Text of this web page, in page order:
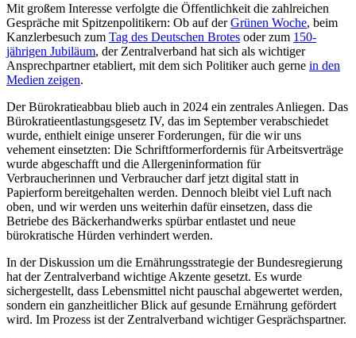
Mit großem Interesse verfolgte die Öffentlichkeit die zahlreichen
Gespräche mit Spitzenpolitikern: Ob auf derGrünen Woche, beim
Kanzlerbesuch zum Tag des Deutschen Brotes oder zum 150-
jährigen Jubiläum, der Zentralverband hat sich als wichtiger
Ansprechpartner etabliert, mit dem sich Politiker auch gerne in den
Medien zeigen.
Der Bürokratieabbau blieb auch in 2024 ein zentrales Anliegen. Das
Bürokratieentlastungsgesetz IV, das im September verabschiedet
wurde, enthielt einige unserer Forderungen, für die wir uns
vehement einsetzten: Die Schriftformerfordernis für Arbeitsverträge
wurde abgeschafft und die Allergeninformation für
Verbraucherinnen und Verbraucher darf jetzt digital statt in
Papierform bereitgehalten werden. Dennoch bleibt viel Luft nach
oben, und wir werden uns weiterhin dafür einsetzen, dass die
Betriebe des Bäckerhandwerks spürbar entlastet und neue
bürokratische Hürden verhindert werden.
In der Diskussion um die Ernährungsstrategie der Bundesregierung
hat der Zentralverband wichtige Akzente gesetzt. Es wurde
sichergestellt, dass Lebensmittel nicht pauschal abgewertet werden,
sondern ein ganzheitlicher Blick auf gesunde Ernährung gefördert
wird. Im Prozess ist der Zentralverband wichtiger Gesprächspartner.